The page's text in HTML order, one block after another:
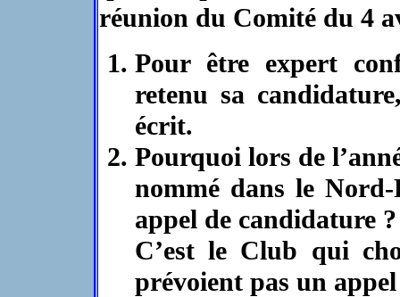
réunion du Comité du 4
Pour être expert
retenu sa
écrit.
Pourquoi lors de
nommé dans le
appel de candidature ?
C’est le Club qui
prévoient pas un